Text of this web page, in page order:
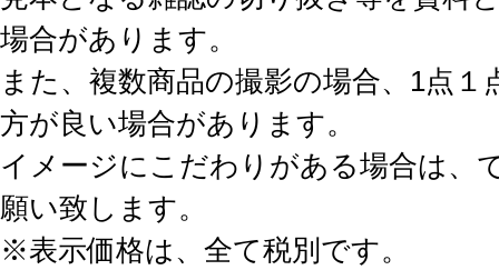
場合があります。
また、複数商品の撮影の場合、1点
方が良い場合があります。
イメージにこだわりがある場合は、
願い致します。
※表示価格は、全て税別です。